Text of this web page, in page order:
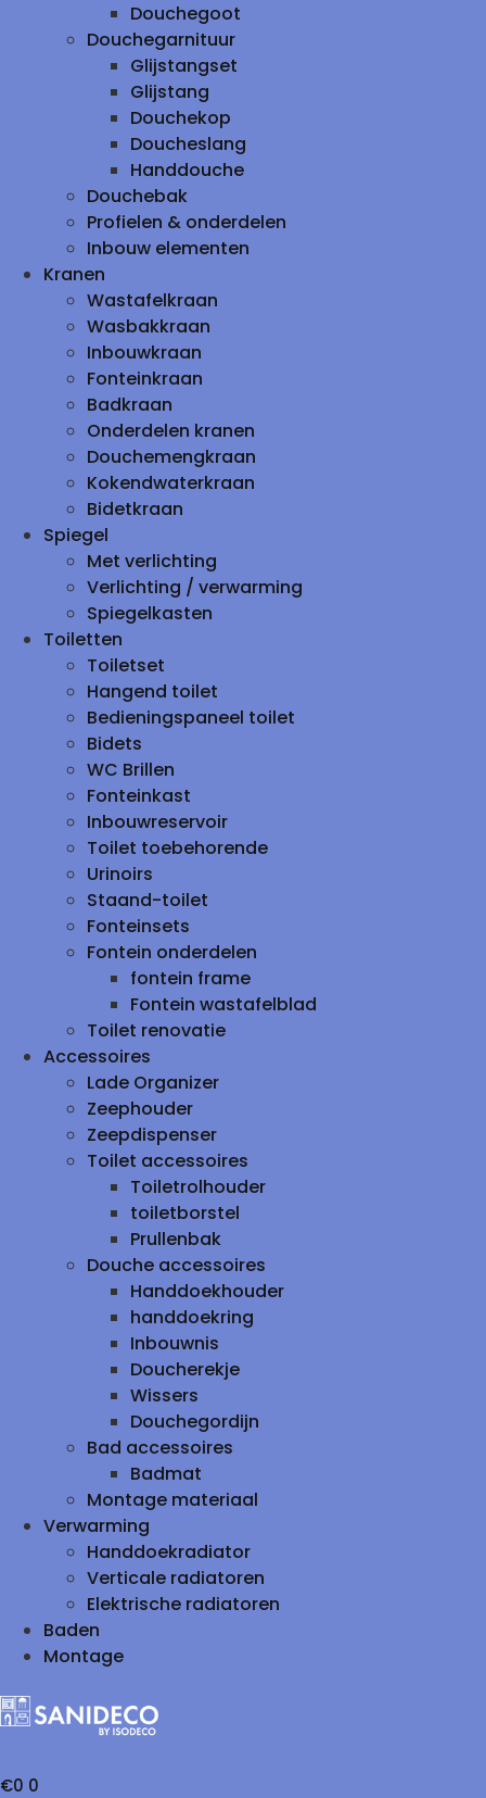
Douchegoot
Douchegarnituur
Glijstangset
Glijstang
Douchekop
Doucheslang
Handdouche
Douchebak
Profielen & onderdelen
Inbouw elementen
Kranen
Wastafelkraan
Wasbakkraan
Inbouwkraan
Fonteinkraan
Badkraan
Onderdelen kranen
Douchemengkraan
Kokendwaterkraan
Bidetkraan
Spiegel
Met verlichting
Verlichting / verwarming
Spiegelkasten
Toiletten
Toiletset
Hangend toilet
Bedieningspaneel toilet
Bidets
WC Brillen
Fonteinkast
Inbouwreservoir
Toilet toebehorende
Urinoirs
Staand-toilet
Fonteinsets
Fontein onderdelen
fontein frame
Fontein wastafelblad
Toilet renovatie
Accessoires
Lade Organizer
Zeephouder
Zeepdispenser
Toilet accessoires
Toiletrolhouder
toiletborstel
Prullenbak
Douche accessoires
Handdoekhouder
handdoekring
Inbouwnis
Doucherekje
Wissers
Douchegordijn
Bad accessoires
Badmat
Montage materiaal
Verwarming
Handdoekradiator
Verticale radiatoren
Elektrische radiatoren
Baden
Montage
€0 0